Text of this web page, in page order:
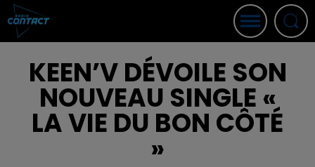
KEEN’V DÉVOILE SON
NOUVEAU SINGLE «
LA VIE DU BON CÔTÉ
»